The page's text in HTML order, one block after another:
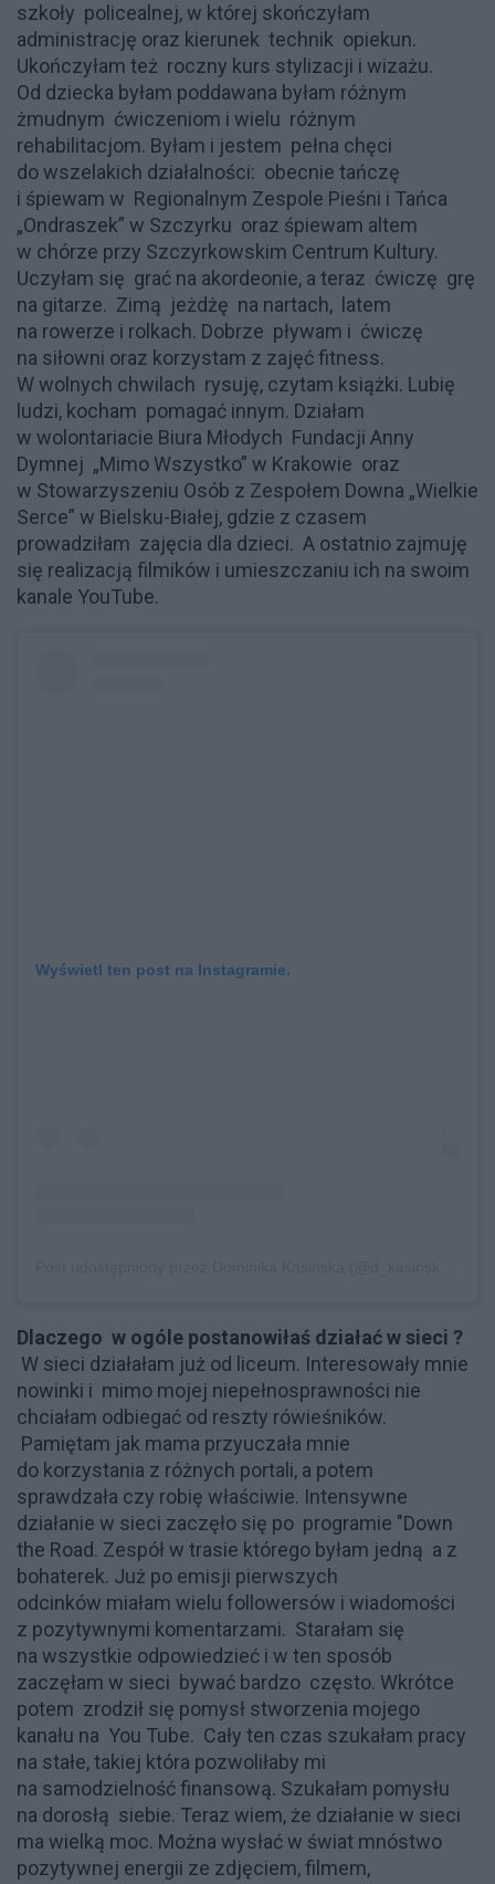
szkoły policealnej, w której skończyłam
administrację oraz kierunek technik opiekun.
Ukończyłam też roczny kurs stylizacji i wizażu.
Od dziecka byłam poddawana byłam różnym
żmudnym ćwiczeniom i wielu różnym
rehabilitacjom. Byłam i jestem pełna chęci
do wszelakich działalności: obecnie tańczę
i śpiewam w Regionalnym Zespole Pieśni i Tańca
„Ondraszek” w Szczyrku oraz śpiewam altem
w chórze przy Szczyrkowskim Centrum Kultury.
Uczyłam się grać na akordeonie, a teraz ćwiczę grę
na gitarze. Zimą jeżdżę na nartach, latem
na rowerze i rolkach. Dobrze pływam i ćwiczę
na siłowni oraz korzystam z zajęć fitness.
W wolnych chwilach rysuję, czytam książki. Lubię
ludzi, kocham pomagać innym. Działam
w wolontariacie Biura Młodych Fundacji Anny
Dymnej „Mimo Wszystko” w Krakowie oraz
w Stowarzyszeniu Osób z Zespołem Downa „Wielkie
Serce” w Bielsku-Białej, gdzie z czasem
prowadziłam zajęcia dla dzieci. A ostatnio zajmuję
się realizacją filmików i umieszczaniu ich na swoim
kanale YouTube.
Wyświetl ten post na Instagramie.
Dlaczego w ogóle postanowiłaś działać w sieci ?
W sieci działałam już od liceum. Interesowały mnie
nowinki i mimo mojej niepełnosprawności nie
chciałam odbiegać od reszty rówieśników.
Pamiętam jak mama przyuczała mnie
do korzystania z różnych portali, a potem
sprawdzała czy robię właściwie. Intensywne
działanie w sieci zaczęło się po programie "Down
the Road. Zespół w trasie którego byłam jedną a z
bohaterek. Już po emisji pierwszych
odcinków miałam wielu followersów i wiadomości
z pozytywnymi komentarzami. Starałam się
na wszystkie odpowiedzieć i w ten sposób
zaczęłam w sieci bywać bardzo często. Wkrótce
potem zrodził się pomysł stworzenia mojego
kanału na You Tube. Cały ten czas szukałam pracy
na stałe, takiej która pozwoliłaby mi
na samodzielność finansową. Szukałam pomysłu
na dorosłą siebie. Teraz wiem, że działanie w sieci
ma wielką moc. Można wysłać w świat mnóstwo
pozytywnej energii ze zdjęciem, filmem,